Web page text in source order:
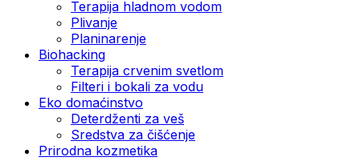
Terapija hladnom vodom
Plivanje
Planinarenje
Biohacking
Terapija crvenim svetlom
Filteri i bokali za vodu
Eko domaćinstvo
Deterdženti za veš
Sredstva za čišćenje
Prirodna kozmetika